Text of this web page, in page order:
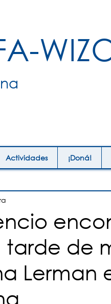
Actividades ¡Doná!
tarde de
Lerman